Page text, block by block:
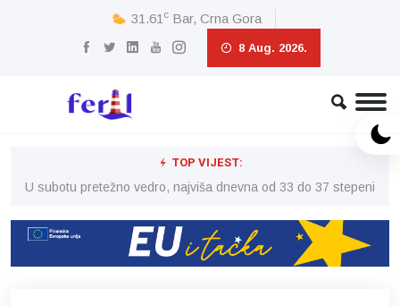
31.61 c Bar, Crna Gora
8 Aug. 2026.
TOP VIJEST:
U subotu pretežno vedro, najviša dnevna od 33 do 37 stepeni